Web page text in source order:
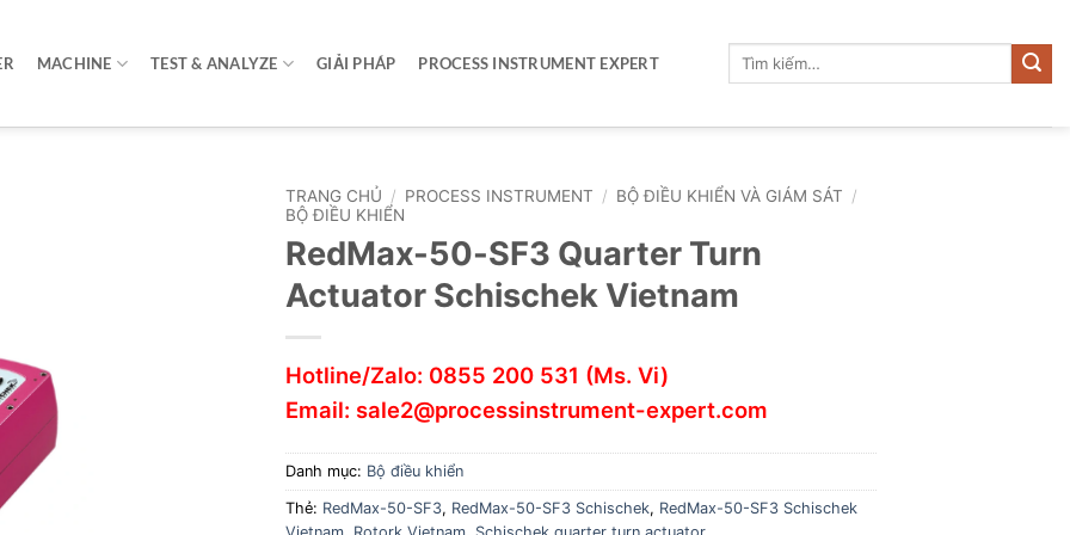
MACHINE TEST & ANALYZE GIẢI PHÁP PROCESS INSTRUMENT EXPERT
Tìm
TRANG CHỦ / PROCESS INSTRUMENT / BỘ ĐIỀU KHIỂN VÀ GIÁM SÁT /
BỘ ĐIỀU KHIỂN
RedMax-50-SF3 Quarter Turn
Actuator Schischek Vietnam
Hotline/Zalo: 0855 200 531 (Ms. Vi)
Email: sale2@processinstrument-expert.com
Danh mục: Bộ điều khiển
Thẻ: RedMax-50-SF3, RedMax-50-SF3 Schischek, RedMax-50-SF3 Schischek